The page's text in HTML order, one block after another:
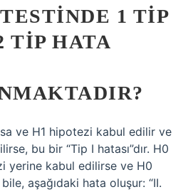
1 TIP
TIP HATA
ve H1 hipotezi kabul edilir ve
bu bir “Tip I hatası”dır. H0
yerine kabul edilirse ve H0
aşağıdaki hata oluşur: “II.